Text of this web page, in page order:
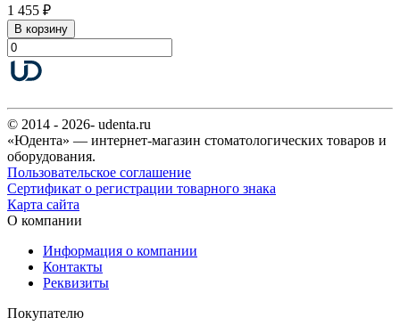
1 455 ₽
В корзину
© 2014 - 2026- udenta.ru
«Юдента» — интернет-магазин стоматологических товаров и
оборудования.
Пользовательское соглашение
Сертификат о регистрации товарного знака
Карта сайта
О компании
Информация о компании
Контакты
Реквизиты
Покупателю